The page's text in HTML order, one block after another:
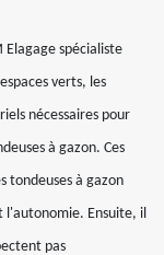
Elagage spécialiste
verts, les
nécessaires pour
à gazon. Ces
tondeuses à gazon
l'autonomie. Ensuite, il
pas